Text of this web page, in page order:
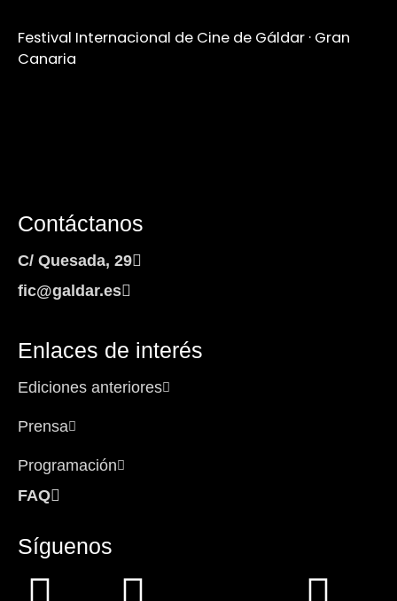
Festival Internacional de Cine de Gáldar · Gran
Canaria
Contáctanos
C/ Quesada, 29
fic@galdar.es
Enlaces de interés
Ediciones anteriores
Prensa
Programación
FAQ
Síguenos